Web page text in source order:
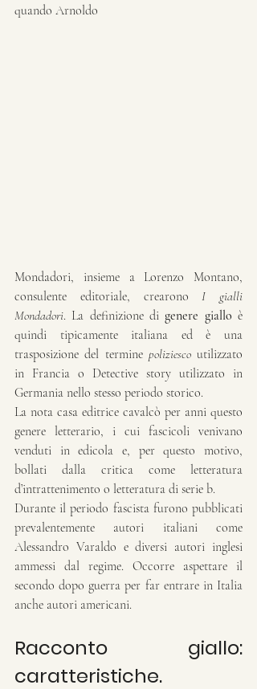
quando Arnoldo
Mondadori, insieme a Lorenzo Montano,
consulente editoriale, crearono I gialli
Mondadori. La definizione di genere giallo è
quindi tipicamente italiana ed è una
trasposizione del termine poliziesco utilizzato
in Francia o Detective story utilizzato in
Germania nello stesso periodo storico.
La nota casa editrice cavalcò per anni questo
genere letterario, i cui fascicoli venivano
venduti in edicola e, per questo motivo,
bollati dalla critica come letteratura
d’intrattenimento o letteratura di serie b.
Durante il periodo fascista furono pubblicati
prevalentemente autori italiani come
Alessandro Varaldo e diversi autori inglesi
ammessi dal regime. Occorre aspettare il
secondo dopo guerra per far entrare in Italia
anche autori americani.
Racconto giallo:
caratteristiche.